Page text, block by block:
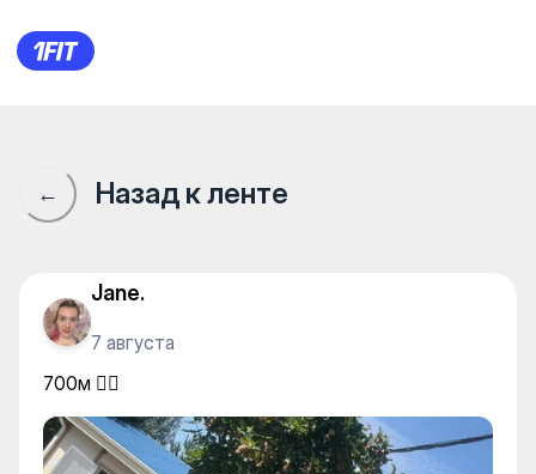
iSwim Оазис — Swimming
← Назад к ленте
Jane.
7 августа
700м 🏊‍♀️